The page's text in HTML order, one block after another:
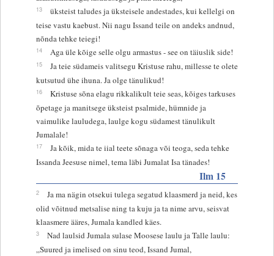
13
üksteist taludes ja üksteisele andestades, kui kellelgi on
teise vastu kaebust. Nii nagu Issand teile on andeks andnud,
nõnda tehke teiegi!
14 Aga üle kõige selle olgu armastus - see on täiuslik side!
15
Ja teie südameis valitsegu Kristuse rahu, millesse te olete
kutsutud ühe ihuna. Ja olge tänulikud!
16
Kristuse sõna elagu rikkalikult teie seas, kõiges tarkuses
õpetage ja manitsege üksteist psalmide, hümnide ja
vaimulike lauludega, laulge kogu südamest tänulikult
Jumalale!
17
Ja kõik, mida te iial teete sõnaga või teoga, seda tehke
Issanda Jeesuse nimel, tema läbi Jumalat Isa tänades!
Ilm 15
2
Ja ma nägin otsekui tulega segatud klaasmerd ja neid, kes
olid võitnud metsalise ning ta kuju ja ta nime arvu, seisvat
klaasmere ääres, Jumala kandled käes.
3
Nad laulsid Jumala sulase Moosese laulu ja Talle laulu:
„Suured ja imelised on sinu teod, Issand Jumal,